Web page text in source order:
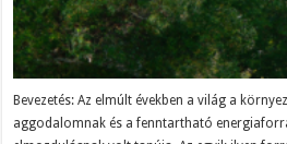
Bevezetés: Az elmúlt években a világ a
aggodalomnak és a fenntartható